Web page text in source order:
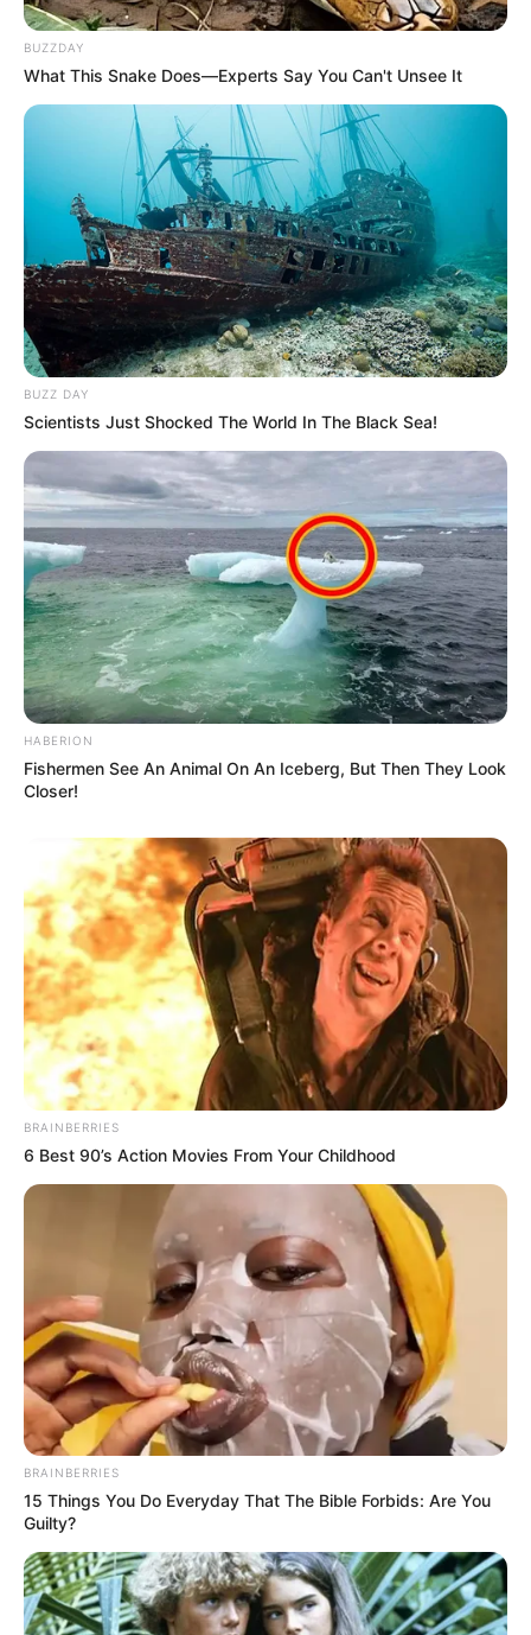
BUZZDAY
What This Snake Does—Experts Say You Can't Unsee It
BUZZ DAY
Scientists Just Shocked The World In The Black Sea!
HABERION
Fishermen See An Animal On An Iceberg, But Then They Look
Closer!
BRAINBERRIES
6 Best 90’s Action Movies From Your Childhood
BRAINBERRIES
15 Things You Do Everyday That The Bible Forbids: Are You
Guilty?